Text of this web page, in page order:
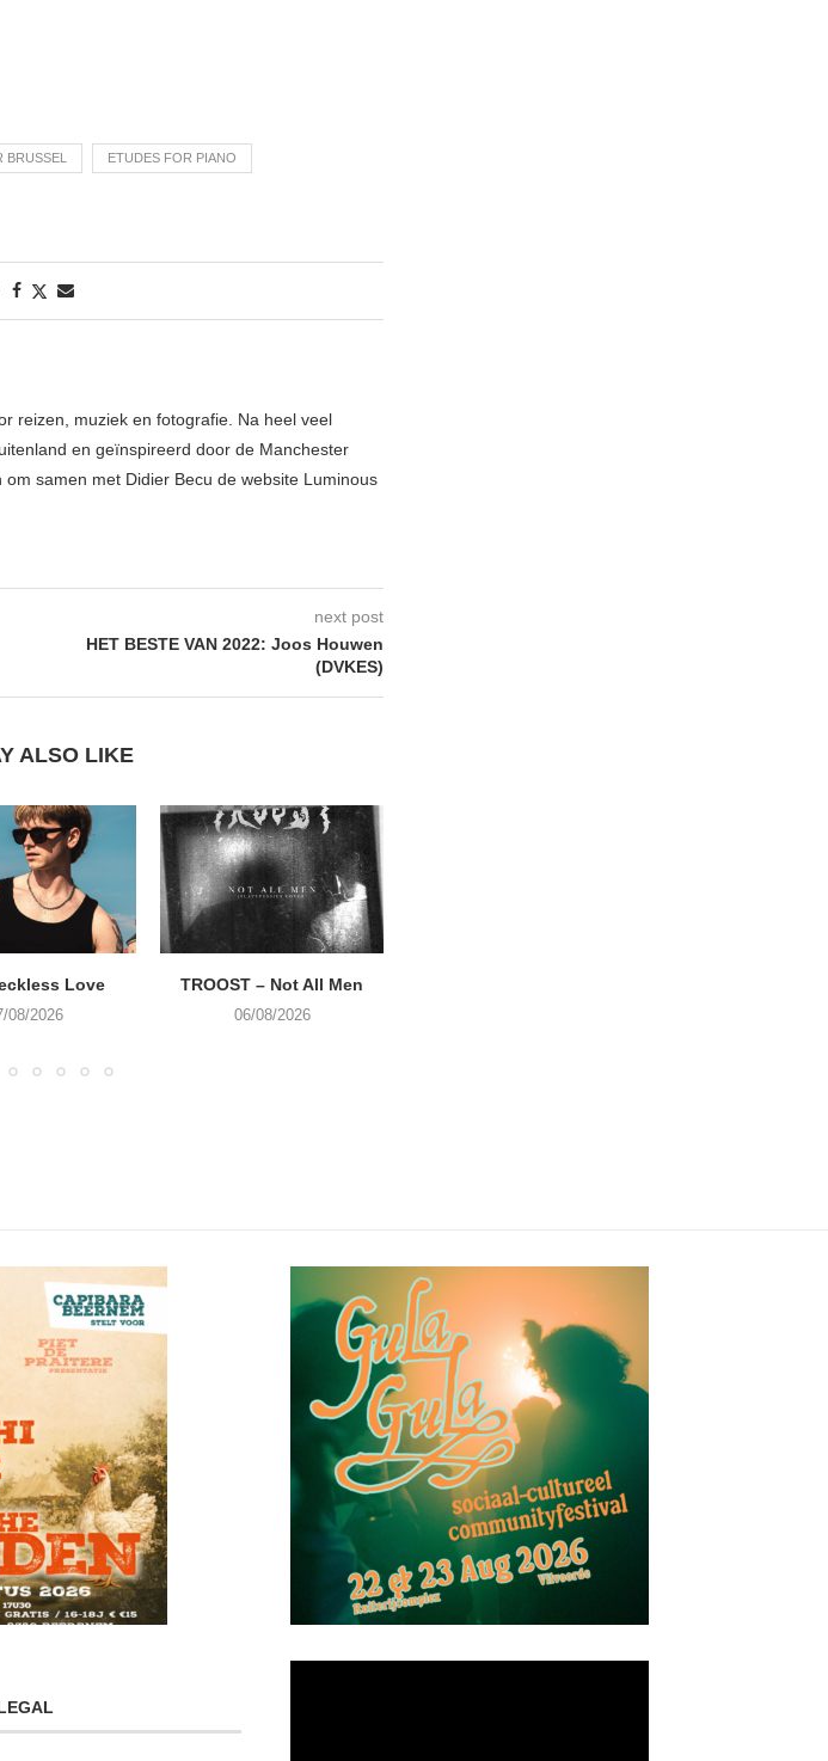
BRUSSEL ETUDES FOR PIANO
reizen, muziek en fotografie. Na heel veel
en geïnspireerd door de Manchester
om samen met Didier Becu de website Luminous
next post
HET BESTE VAN 2022: Joos Houwen
(DVKES)
ALSO LIKE
Love
08/2026
TROOST – Not All Men
06/08/2026